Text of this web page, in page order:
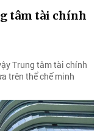
tâm tài chính
Trung tâm tài chính
trên thể chế minh